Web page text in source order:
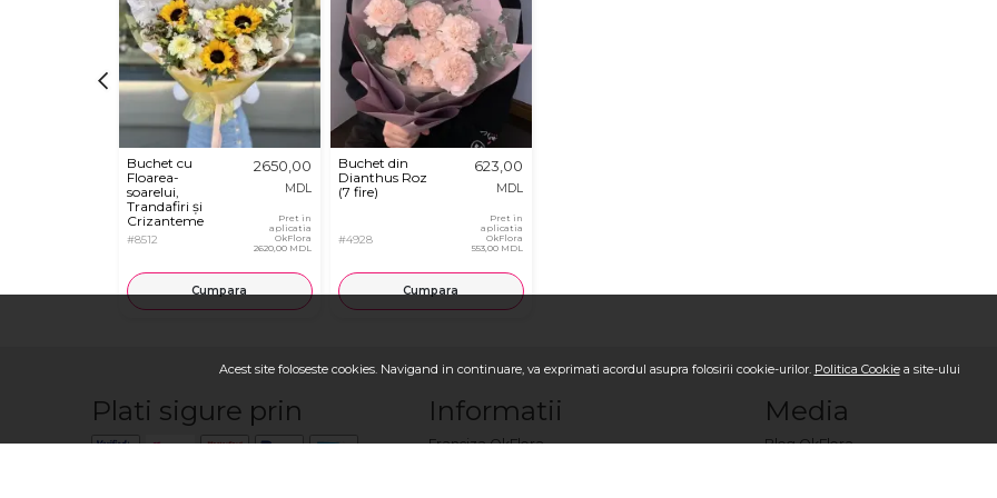
Acest site foloseste cookies. Navigand in continuare, va exprimati acordul asupra folosirii cookie-urilor. Politica Cookiea site-ului
Buchet cu
Floarea-
soarelui,
Trandafiri și
Crizanteme
#8512
2650,00
MDL
Pret in
aplicatia
OkFlora
2620,00 MDL
Cumpara
Buchet din
Dianthus Roz
(7 fire)
#4928
623,00
MDL
Pret in
aplicatia
OkFlora
553,00 MDL
Cumpara
Plati sigure prin Informatii
Franciza OkFlora
Media
Blog OkFlora